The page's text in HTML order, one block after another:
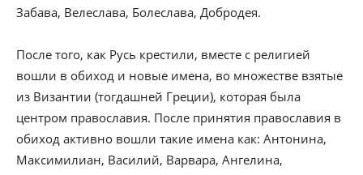
Забава, Велеслава, Болеслава, Добродея.
После того, как Русь крестили, вместе с религией
вошли в обиход и новые имена, во множестве взятые
из Византии (тогдашней Греции), которая была
центром православия. После принятия православия в
обиход активно вошли такие имена как: Антонина,
Максимилиан, Василий, Варвара, Ангелина,